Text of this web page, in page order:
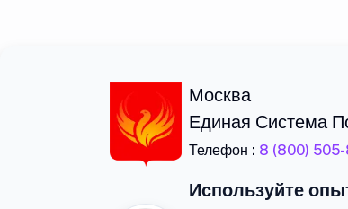
Москва
Единая Система
Телефон : 8 (800)
Используйте